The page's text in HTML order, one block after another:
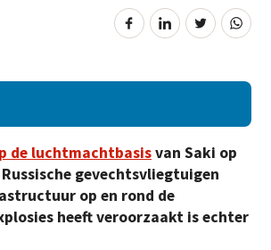
de luchtmachtbasisvan Saki op
gevechtsvliegtuigen
op en rond de
heeft veroorzaakt is echter